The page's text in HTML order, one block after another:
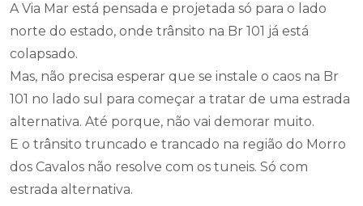
A Via Mar está pensada e projetada só para o lado
norte do estado, onde trânsito na Br 101 já está
colapsado.
Mas, não precisa esperar que se instale o caos na Br
101 no lado sul para começar a tratar de uma estrada
alternativa. Até porque, não vai demorar muito.
E o trânsito truncado e trancado na região do Morro
dos Cavalos não resolve com os tuneis. Só com
estrada alternativa.